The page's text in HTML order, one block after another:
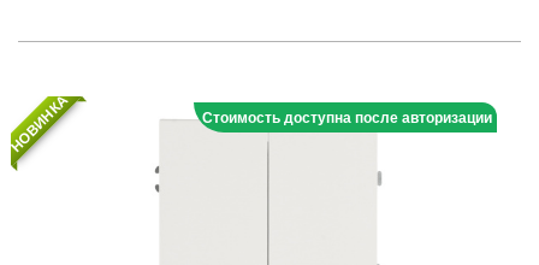
НОВИНКА Стоимость доступна после авторизации